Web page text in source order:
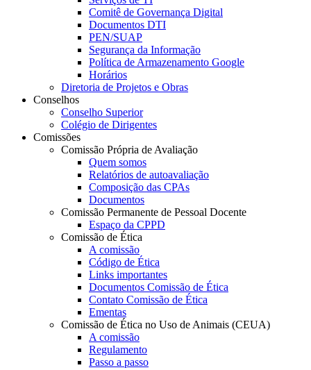
Comitê de Governança Digital
Documentos DTI
PEN/SUAP
Segurança da Informação
Política de Armazenamento Google
Horários
Diretoria de Projetos e Obras
Conselhos
Conselho Superior
Colégio de Dirigentes
Comissões
Comissão Própria de Avaliação
Quem somos
Relatórios de autoavaliação
Composição das CPAs
Documentos
Comissão Permanente de Pessoal Docente
Espaço da CPPD
Comissão de Ética
A comissão
Código de Ética
Links importantes
Documentos Comissão de Ética
Contato Comissão de Ética
Ementas
Comissão de Ética no Uso de Animais (CEUA)
A comissão
Regulamento
Passo a passo